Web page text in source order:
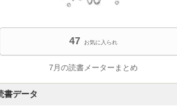
47 お気に入られ
7月の読書メーターまとめ
書データ